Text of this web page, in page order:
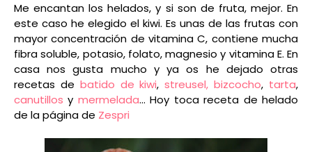
Me encantan los helados, y si son de fruta, mejor. En
este caso he elegido el kiwi. Es unas de las frutas con
mayor concentración de vitamina C, contiene mucha
fibra soluble, potasio, folato, magnesio y vitamina E. En
casa nos gusta mucho y ya os he dejado otras
recetas de batido de kiwi,streusel, bizcocho, tarta,
canutillos y mermelada... Hoy toca receta de helado
de la página de Zespri